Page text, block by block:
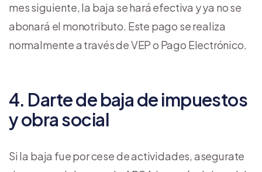
mes siguiente, la baja se hará efectiva y ya no se
abonará el monotributo. Este pago se realiza
normalmente a través de VEP o Pago Electrónico.
4. Darte de baja de impuestos
y obra social
Si la baja fue por cese de actividades, asegurate